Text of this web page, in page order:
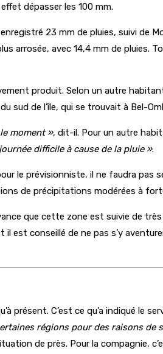
dépasser les 100 mm.
23 mm de pluies, suivi de
arrosée, avec 14,4 mm de pluies.
produit. Selon un autre
sud de l’île, qui se trouvait à Bel-
moment », dit-il. Pour un autre
journée difficile à cause de la pluie ».
le prévisionniste, il ne faudra
de précipitations modérées à
que cette zone est suivie de
il est conseillé de ne pas s’y
présent. C’est ce qu’a indiqué le
régions pour des raisons de
de près. Pour la compagnie,